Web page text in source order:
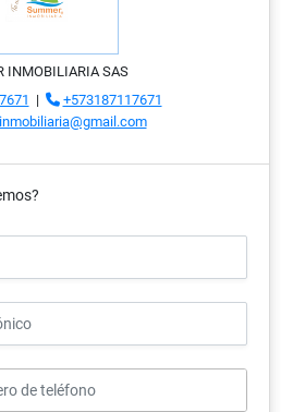
INMOBILIARIA SAS
|
+573187117671